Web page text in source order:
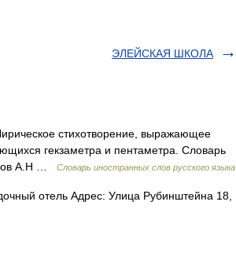
ЭЛЕЙСКАЯ ШКОЛА
стихотворение, выражающее
гекзаметра и пентаметра. Словарь
А.Н …
Словарь иностранных слов русского языка
отель Адрес: Улица Рубинштейна 18,